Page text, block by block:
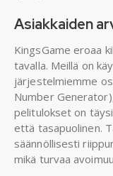
Asiakkaiden
KingsGame eroaa
tavalla. Meillä on
järjestelmiemme
Number
pelitulokset on
että tasapuolinen.
säännöllisesti
mikä turvaa